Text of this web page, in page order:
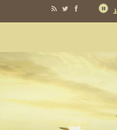
لردع كل من يريد بنا شراً